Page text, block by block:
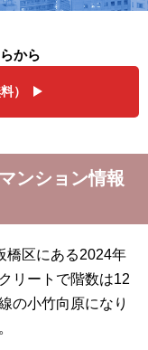
から
）
ンション情報
橋区にある2024年
リートで階数は12
の小竹向原になり